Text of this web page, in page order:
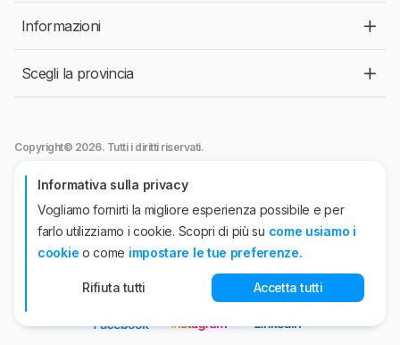
Informazioni
Scegli la provincia
Copyright© 2026. Tutti i diritti riservati.
Jobtech srl
- Viale Abruzzi, 94 - 20131 Milano.
Autorizzazione ANPAL n°44 del 26/04/2022. P.IVA n° 10863920962
Jobtech International APS Iscrizione all'Albo Informatico delle Agenzie per il
Lavoro- Sez. I - n.95 del 15 luglio 2020
Sede operativa, viale Abruzzi, 94 - 20131 Milano. Iscritta presso il Registro
delle Imprese di Milano Codice Fiscale e P.IVA n° 10501920960
Informativa sulla privacy
Vogliamo fornirti la migliore esperienza possibile e per
farlo utilizziamo i cookie. Scopri di più su come usiamo i
cookie o come impostare le tue preferenze.
Rifiuta tutti Accetta tutti